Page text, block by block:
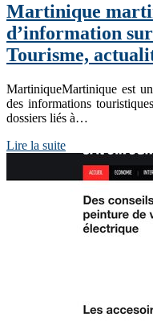
Martinique
d’information
Tourisme,
MartiniqueMartinique est
des informations
dossiers liés à…
Lire la suite